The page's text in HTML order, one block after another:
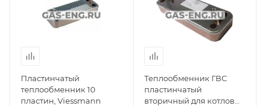
Пластинчатый
теплообменник 10
пластин, Viessmann
Теплообменник ГВС
пластинчатый
вторичный для котлов